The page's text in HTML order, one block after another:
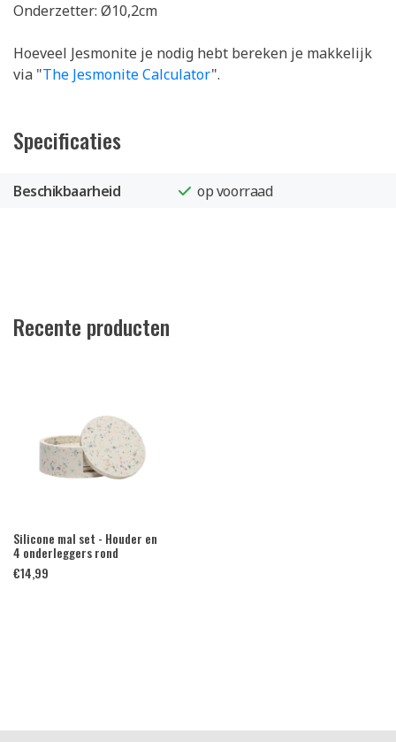
Onderzetter: Ø10,2cm
Hoeveel Jesmonite je nodig hebt bereken je makkelijk
via "The Jesmonite Calculator".
Specificaties
Beschikbaarheid op voorraad
Recente producten
Silicone mal set - Houder en
4 onderleggers rond
€14,99